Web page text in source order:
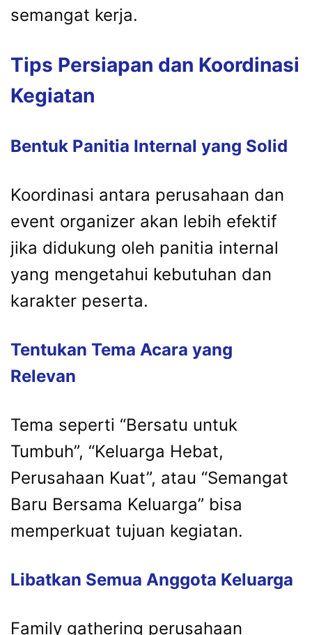
semangat kerja.
Tips Persiapan dan Koordinasi
Kegiatan
Bentuk Panitia Internal yang Solid
Koordinasi antara perusahaan dan
event organizer akan lebih efektif
jika didukung oleh panitia internal
yang mengetahui kebutuhan dan
karakter peserta.
Tentukan Tema Acara yang
Relevan
Tema seperti “Bersatu untuk
Tumbuh”, “Keluarga Hebat,
Perusahaan Kuat”, atau “Semangat
Baru Bersama Keluarga” bisa
memperkuat tujuan kegiatan.
Libatkan Semua Anggota Keluarga
Family gathering perusahaan